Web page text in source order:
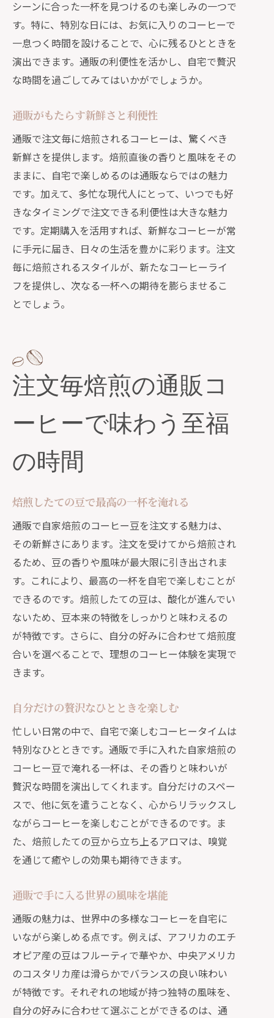
新鮮さを保つスマートな方法
通販ならではのスムーズな体験
自宅でカフェ気分を味わえる通販のコーヒ
ー
カフェのようなクオリティを自宅で実
現
自宅で楽しむ贅沢なひととき
自分だけのカフェスペースを作る
日常の中で特別な瞬間を
通販で叶える本格的なカフェ体験
シーンに合った一杯を見つけるのも楽しみの一つで
す。特に、特別な日には、お気に入りのコーヒーで
一息つく時間を設けることで、心に残るひとときを
演出できます。通販の利便性を活かし、自宅で贅沢
な時間を過ごしてみてはいかがでしょうか。
通販がもたらす新鮮さと利便性
通販で注文毎に焙煎されるコーヒーは、驚くべき
新鮮さを提供します。焙煎直後の香りと風味をその
ままに、自宅で楽しめるのは通販ならではの魅力
です。加えて、多忙な現代人にとって、いつでも好
きなタイミングで注文できる利便性は大きな魅力
です。定期購入を活用すれば、新鮮なコーヒーが常
に手元に届き、日々の生活を豊かに彩ります。注文
毎に焙煎されるスタイルが、新たなコーヒーライ
フを提供し、次なる一杯への期待を膨らませるこ
とでしょう。
注文毎焙煎の通販コ
ーヒーで味わう至福
の時間
焙煎したての豆で最高の一杯を淹れる
通販で自家焙煎のコーヒー豆を注文する魅力は、
その新鮮さにあります。注文を受けてから焙煎され
るため、豆の香りや風味が最大限に引き出されま
す。これにより、最高の一杯を自宅で楽しむことが
できるのです。焙煎したての豆は、酸化が進んでい
ないため、豆本来の特徴をしっかりと味わえるの
が特徴です。さらに、自分の好みに合わせて焙煎度
合いを選べることで、理想のコーヒー体験を実現で
きます。
自分だけの贅沢なひとときを楽しむ
忙しい日常の中で、自宅で楽しむコーヒータイムは
特別なひとときです。通販で手に入れた自家焙煎の
コーヒー豆で淹れる一杯は、その香りと味わいが
贅沢な時間を演出してくれます。自分だけのスペー
スで、他に気を遣うことなく、心からリラックスし
ながらコーヒーを楽しむことができるのです。ま
た、焙煎したての豆から立ち上るアロマは、嗅覚
を通じて癒やしの効果も期待できます。
通販で手に入る世界の風味を堪能
通販の魅力は、世界中の多様なコーヒーを自宅に
いながら楽しめる点です。例えば、アフリカのエチ
オピア産の豆はフルーティで華やか、中央アメリカ
のコスタリカ産は滑らかでバランスの良い味わい
が特徴です。それぞれの地域が持つ独特の風味を、
自分の好みに合わせて選ぶことができるのは、通